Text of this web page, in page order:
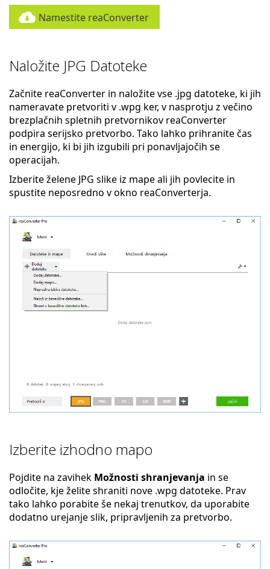
Namestite reaConverter
Naložite JPG Datoteke
Začnite reaConverter in naložite vse .jpg datoteke, ki jih
nameravate pretvoriti v .wpg ker, v nasprotju z večino
brezplačnih spletnih pretvornikov reaConverter
podpira serijsko pretvorbo. Tako lahko prihranite čas
in energijo, ki bi jih izgubili pri ponavljajočih se
operacijah.
Izberite želene JPG slike iz mape ali jih povlecite in
spustite neposredno v okno reaConverterja.
Izberite izhodno mapo
Pojdite na zavihek Možnosti shranjevanja in se
odločite, kje želite shraniti nove .wpg datoteke. Prav
tako lahko porabite še nekaj trenutkov, da uporabite
dodatno urejanje slik, pripravljenih za pretvorbo.